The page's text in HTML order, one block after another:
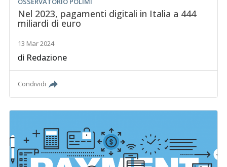
Nel 2023, pagamenti digitali in Italia a 444
miliardi di euro
13 Mar 2024
di Redazione
Condividi